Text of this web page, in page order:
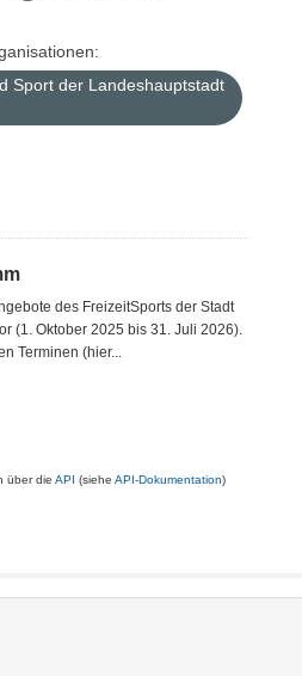
Sport der Landeshauptstadt
des FreizeitSports der Stadt
(1. Oktober 2025 bis 31. Juli 2026).
Terminen (hier...
über die API (siehe API-Dokumentation)